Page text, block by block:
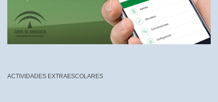
ACTIVIDADES EXTRAESCOLARES